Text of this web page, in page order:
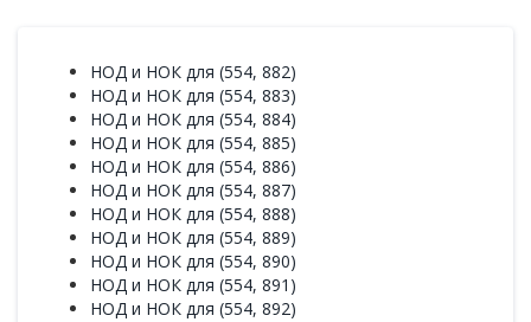
НОД и НОК для (554, 882)
НОД и НОК для (554, 883)
НОД и НОК для (554, 884)
НОД и НОК для (554, 885)
НОД и НОК для (554, 886)
НОД и НОК для (554, 887)
НОД и НОК для (554, 888)
НОД и НОК для (554, 889)
НОД и НОК для (554, 890)
НОД и НОК для (554, 891)
НОД и НОК для (554, 892)